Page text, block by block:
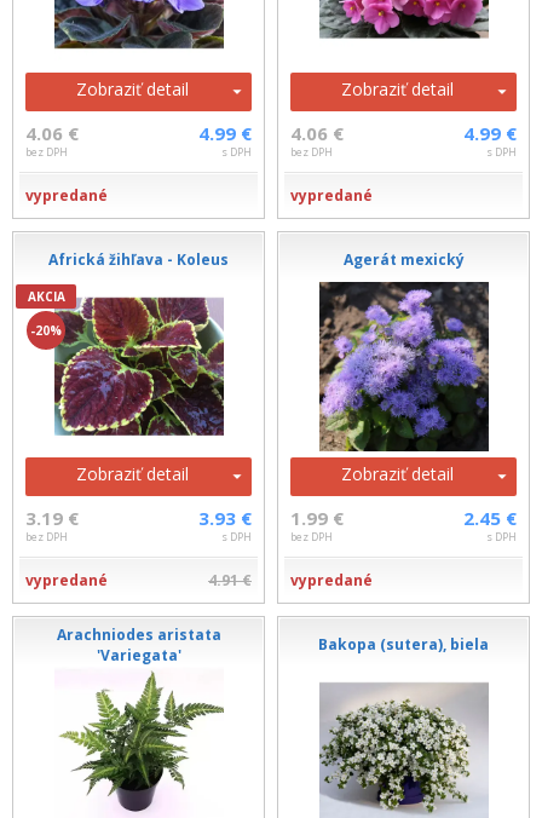
Zobraziť detail
4.06 €
bez DPH
4.99 €
s DPH
vypredané
Zobraziť detail
4.06 €
bez DPH
4.99 €
s DPH
vypredané
Africká žihľava - Koleus
AKCIA
-20%
Zobraziť detail
3.19 €
bez DPH
3.93 €
s DPH
vypredané 4.91 €
Agerát mexický
Zobraziť detail
1.99 €
bez DPH
2.45 €
s DPH
vypredané
Arachniodes aristata
'Variegata'
Bakopa (sutera), biela